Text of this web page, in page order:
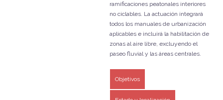
ramificaciones peatonales interiores
no ciclables. La actuación integrará
todos los manuales de urbanización
aplicables e incluirá la habilitación de
zonas al aire libre, excluyendo el
paseo fluvial y las áreas centrales.
Objetivos